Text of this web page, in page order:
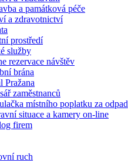
a památková péče
a zdravotnictví
prostředí
služby
rezervace návštěv
brána
Pražana
zaměstnanců
místního poplatku za odpad
situace a kamery on-line
firem
ruch